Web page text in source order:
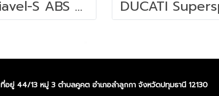
X Diavel-S ABS จดปี 2018
ที่อยู่ 44/13 หมู่ 3 ตำบลคูคต อำเภอลำลูกกา จังหวัดปทุมธานี 12130